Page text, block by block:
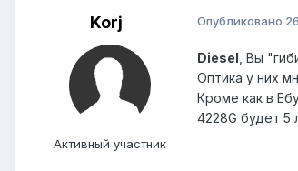
Korj
Активный участник
Опубликовано
Diesel , Вы
Оптика у них
Кроме как в
4228G будет 5